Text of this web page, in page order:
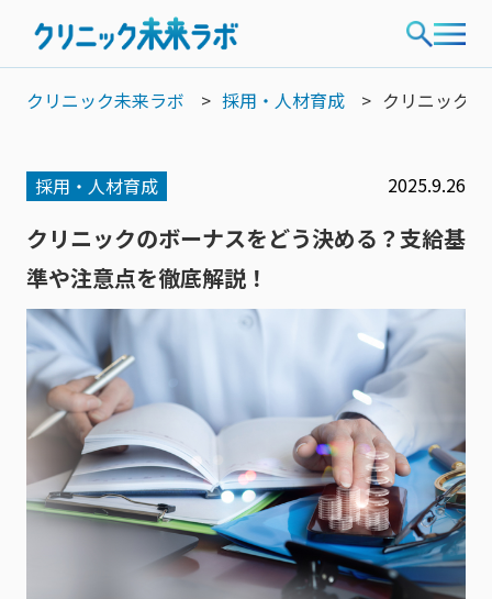
クリニック未来ラボ 採用・人材育成 クリニック
採用・人材育成 2025.9.26
クリニックのボーナスをどう決める？支給基
準や注意点を徹底解説！